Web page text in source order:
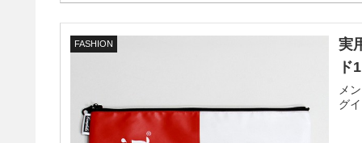
FASHION
実
ド
メ
グ